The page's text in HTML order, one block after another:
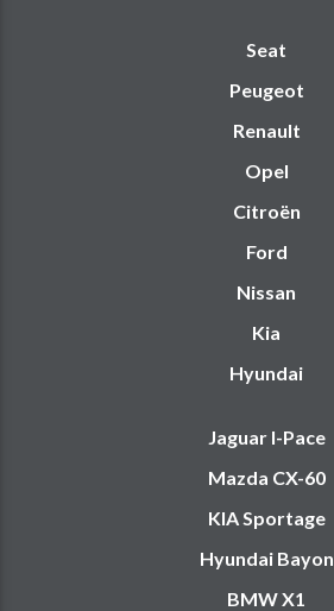
Seat
Peugeot
Renault
Opel
Citroën
Ford
Nissan
Kia
Hyundai
Jaguar I-Pace
Mazda CX-60
KIA Sportage
Hyundai Bayon
BMW X1